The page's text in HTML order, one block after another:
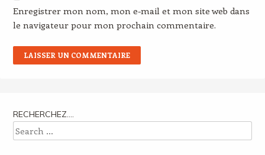
Enregistrer mon nom, mon e-mail et mon site web dans
le navigateur pour mon prochain commentaire.
RECHERCHEZ….
Search